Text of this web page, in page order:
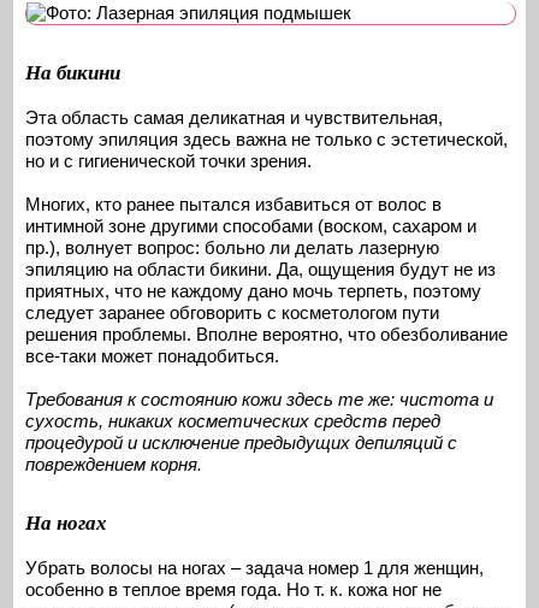
На бикини
Эта область самая деликатная и чувствительная,
поэтому эпиляция здесь важна не только с эстетической,
но и с гигиенической точки зрения.
Многих, кто ранее пытался избавиться от волос в
интимной зоне другими способами (воском, сахаром и
пр.), волнует вопрос: больно ли делать лазерную
эпиляцию на области бикини. Да, ощущения будут не из
приятных, что не каждому дано мочь терпеть, поэтому
следует заранее обговорить с косметологом пути
решения проблемы. Вполне вероятно, что обезболивание
все-таки может понадобиться.
Требования к состоянию кожи здесь те же: чистота и
сухость, никаких косметических средств перед
процедурой и исключение предыдущих депиляций с
повреждением корня.
На ногах
Убрать волосы на ногах – задача номер 1 для женщин,
особенно в теплое время года. Но т. к. кожа ног не